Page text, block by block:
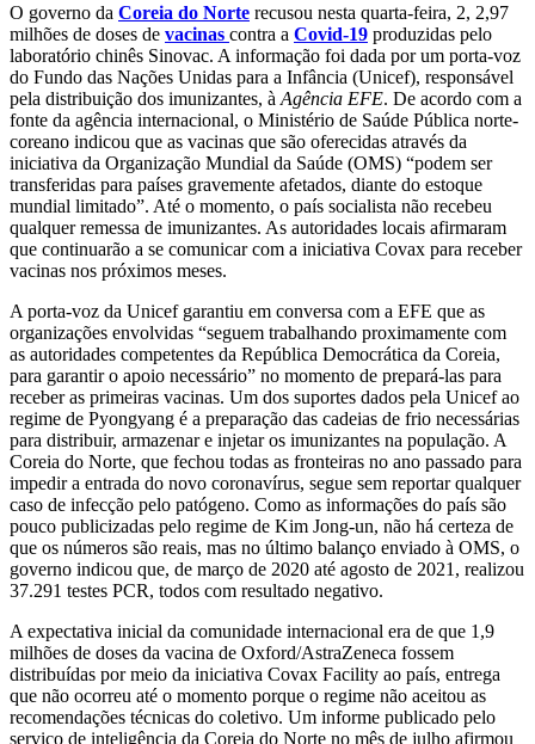
O governo da Coreia do Norte recusou nesta quarta-feira, 2, 2,97
milhões de doses de vacinas contra a Covid-19 produzidas pelo
laboratório chinês Sinovac. A informação foi dada por um porta-voz
do Fundo das Nações Unidas para a Infância (Unicef), responsável
pela distribuição dos imunizantes, à Agência EFE. De acordo com a
fonte da agência internacional, o Ministério de Saúde Pública norte-
coreano indicou que as vacinas que são oferecidas através da
iniciativa da Organização Mundial da Saúde (OMS) “podem ser
transferidas para países gravemente afetados, diante do estoque
mundial limitado”. Até o momento, o país socialista não recebeu
qualquer remessa de imunizantes. As autoridades locais afirmaram
que continuarão a se comunicar com a iniciativa Covax para receber
vacinas nos próximos meses.
A porta-voz da Unicef garantiu em conversa com a EFE que as
organizações envolvidas “seguem trabalhando proximamente com
as autoridades competentes da República Democrática da Coreia,
para garantir o apoio necessário” no momento de prepará-las para
receber as primeiras vacinas. Um dos suportes dados pela Unicef ao
regime de Pyongyang é a preparação das cadeias de frio necessárias
para distribuir, armazenar e injetar os imunizantes na população. A
Coreia do Norte, que fechou todas as fronteiras no ano passado para
impedir a entrada do novo coronavírus, segue sem reportar qualquer
caso de infecção pelo patógeno. Como as informações do país são
pouco publicizadas pelo regime de Kim Jong-un, não há certeza de
que os números são reais, mas no último balanço enviado à OMS, o
governo indicou que, de março de 2020 até agosto de 2021, realizou
37.291 testes PCR, todos com resultado negativo.
A expectativa inicial da comunidade internacional era de que 1,9
milhões de doses da vacina de Oxford/AstraZeneca fossem
distribuídas por meio da iniciativa Covax Facility ao país, entrega
que não ocorreu até o momento porque o regime não aceitou as
recomendações técnicas do coletivo. Um informe publicado pelo
serviço de inteligência da Coreia do Norte no mês de julho afirmou